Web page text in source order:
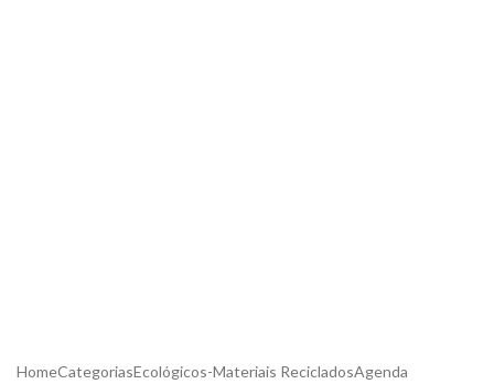
HomeCategoriasEcológicos-Materiais RecicladosAgenda